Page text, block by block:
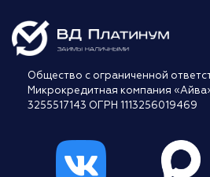
Общество с ограниченной
Микрокредитная компания
3255517143 ОГРН 1113256019469